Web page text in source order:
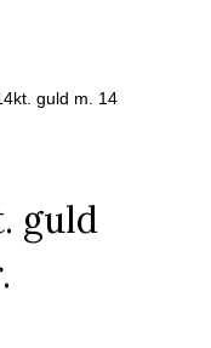
guld m. 14
guld